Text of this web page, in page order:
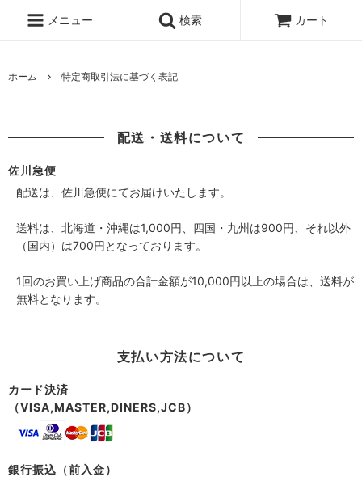
メニュー 検索 カート
ホーム 特定商取引法に基づく表記
配送・送料について
佐川急便
配送は、佐川急便にてお届けいたします。
送料は、北海道・沖縄は1,000円、四国・九州は900円、それ以外
（国内）は700円となっております。
1回のお買い上げ商品の合計金額が10,000円以上の場合は、送料が
無料となります。
支払い方法について
カード決済
（VISA,MASTER,DINERS,JCB）
銀行振込（前入金）